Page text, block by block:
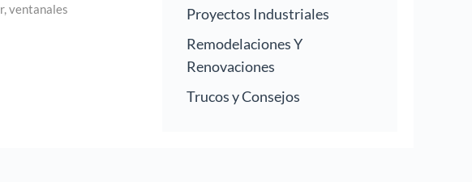
,ventanales
Proyectos Industriales
Remodelaciones Y
Renovaciones
Trucos y Consejos